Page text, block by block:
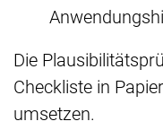
Die
Checkliste in
umsetzen.